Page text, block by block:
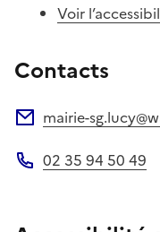
Voir
Contacts
mairie-
02 35 94 50 49